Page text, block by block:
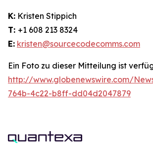
K: Kristen Stippich
T: +1 608 213 8324
E: kristen@sourcecodecomms.com
Ein Foto zu dieser Mitteilung ist
http://www.globenewswire.com/
764b-4c22-b8ff-dd04d2047879